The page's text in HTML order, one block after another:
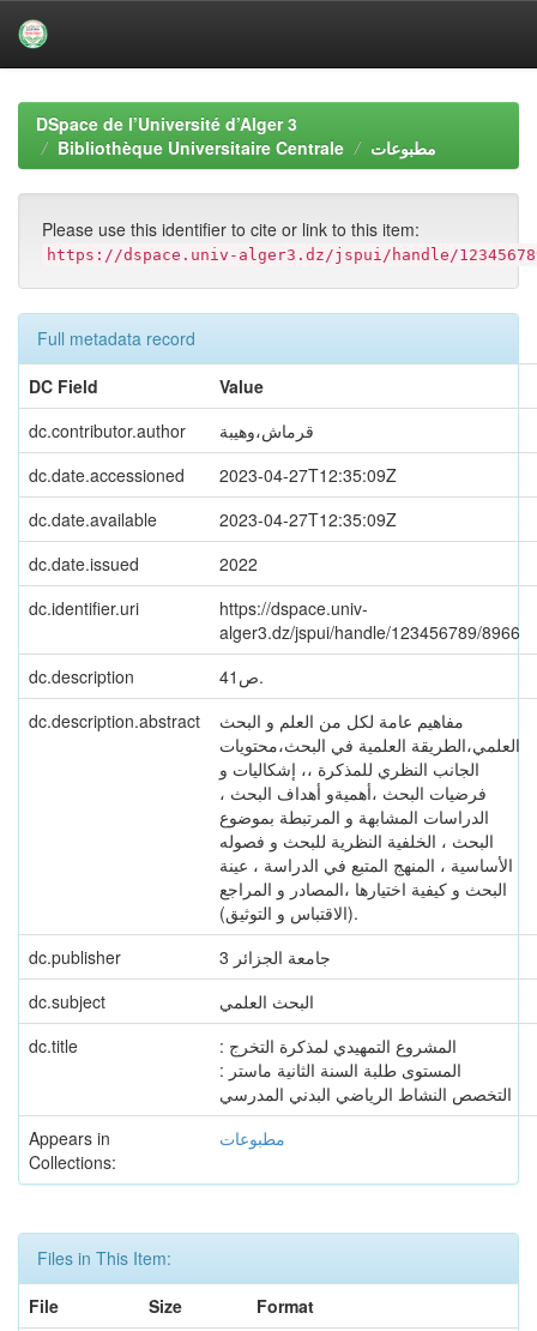
navigationDSpace de l’Université d’Alger 3
Bibliothèque Universitaire Centrale
مطبوعات
Please use this identifier to cite or link to this item:
https://dspace.univ-alger3.dz/jspui/handle/
Full metadata record
DC Field
Value
dc.contributor.author
قرماش،وهيبة
dc.date.accessioned
2023-04-27T12:35:09Z
dc.date.available
2023-04-27T12:35:09Z
dc.date.issued
2022
dc.identifier.uri
https://dspace.univ-
alger3.dz/jspui/handle/123456789/8966
dc.description
41ص.
dc.description.abstract
مفاهيم عامة لكل من العلم و البحث
العلمي،الطريقة العلمية في البحث،محتويات
الجانب النظري للمذكرة ،، إشكاليات و
فرضيات البحث ،أهميةو أهداف البحث ،
الدراسات المشابهة و المرتبطة بموضوع
البحث ، الخلفية النظرية للبحث و فصوله
الأساسية ، المنهج المتبع في الدراسة ، عينة
البحث و كيفية اختيارها ،المصادر و المراجع
(الاقتباس و التوثيق).
dc.publisher
جامعة الجزائر 3
dc.subject
البحث العلمي
dc.title
المشروع التمهيدي لمذكرة التخرج :
المستوى طلبة السنة الثانية ماستر :
التخصص النشاط الرياضي البدني المدرسي
Appears in
Collections:
مطبوعات
Files in This Item:
File
Size
Format